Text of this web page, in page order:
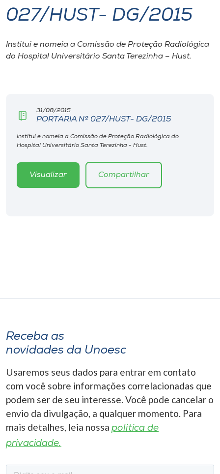
I.nova
Diplomados
CPA
Biblioteca
Editora
A-
027/HUST- DG/2015
Institui e nomeia a Comissão de Proteção Radiológica
do Hospital Universitário Santa Terezinha – Hust.
31/08/2015
PORTARIA Nº 027/HUST- DG/2015
Institui e nomeia a Comissão de Proteção Radiológica do
Hospital Universitário Santa Terezinha - Hust.
Visualizar Compartilhar
Receba as
novidades da Unoesc
Usaremos seus dados para entrar em contato
com você sobre informações correlacionadas que
podem ser de seu interesse. Você pode cancelar o
envio da divulgação, a qualquer momento. Para
mais detalhes, leia nossa política de
privacidade.